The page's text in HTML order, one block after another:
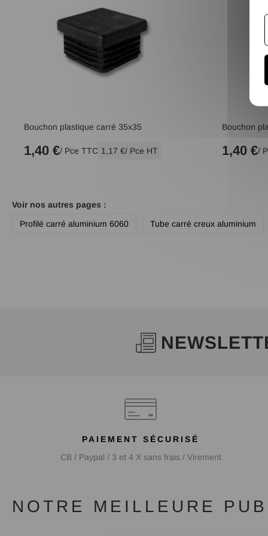
Bouchon plastique carré 35x35
1,40 €/ Pce TTC 1,17 €/ Pce HT
Bouchon
1,40 €/
Voir nos autres pages :
Profilé carré aluminium 6060
Tube carré creux aluminium
PAIEMENT SÉCURISÉ
CB / Paypal / 3 et 4 X sans frais / Virement
NOTRE MEILLEURE